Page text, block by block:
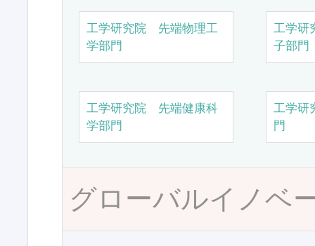
工学研究院 先端物理工
学部門
工学研
子部門
工学研究院 先端健康科
学部門
工学研
門
グローバルイノベ